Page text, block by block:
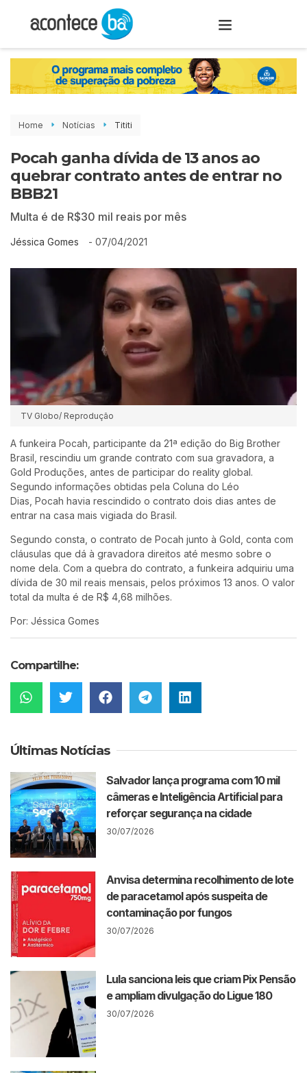
Home Notícias Tititi
Pocah ganha dívida de 13 anos ao
quebrar contrato antes de entrar no
BBB21
Multa é de R$30 mil reais por mês
Jéssica Gomes - 07/04/2021
TV Globo/ Reprodução
A funkeira Pocah , participante da 21ª edição do Big Brother
Brasil, rescindiu um grande contrato com sua gravadora, a
Gold Produções, antes de participar do reality global.
Segundo informações obtidas pela Coluna do Léo
Dias, Pocah havia rescindido o contrato dois dias antes de
entrar na casa mais vigiada do Brasil.
Segundo consta, o contrato de Pocah junto à Gold, conta com
cláusulas que dá à gravadora direitos até mesmo sobre o
nome dela. Com a quebra do contrato, a funkeira adquiriu uma
dívida de 30 mil reais mensais, pelos próximos 13 anos. O valor
total da multa é de R$ 4,68 milhões.
Por: Jéssica Gomes
Compartilhe:
Últimas Notícias
Salvador lança programa com 10 mil
câmeras e Inteligência Artificial para
reforçar segurança na cidade
30/07/2026
Anvisa determina recolhimento de lote
de paracetamol após suspeita de
contaminação por fungos
30/07/2026
Lula sanciona leis que criam Pix Pensão
e ampliam divulgação do Ligue 180
30/07/2026